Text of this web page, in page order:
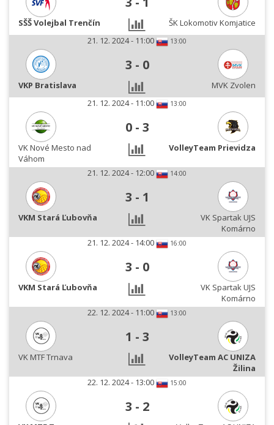
SŠŠ Volejbal Trenčín
ŠK Lokomotiv Komjatice
21. 12. 2024 - 11:00
13:00
3 - 0
VKP Bratislava
MVK Zvolen
21. 12. 2024 - 11:00
13:00
0 - 3
VK Nové Mesto nad
Váhom
VolleyTeam Prievidza
21. 12. 2024 - 12:00 14:00
3 - 1
VKM Stará Ľubovňa
VK Spartak UJS
Komárno
21. 12. 2024 - 14:00
16:00
3 - 0
VKM Stará Ľubovňa
VK Spartak UJS
Komárno
22. 12. 2024 - 11:00
13:00
1 - 3
VK MTF Trnava
VolleyTeam AC UNIZA
Žilina
22. 12. 2024 - 13:00
15:00
3 - 2